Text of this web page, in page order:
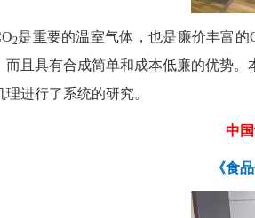
2是重要的温室气体，也是廉价丰富
而且具有合成简单和成本低廉的优势
理进行了系统的研究。
中
《食